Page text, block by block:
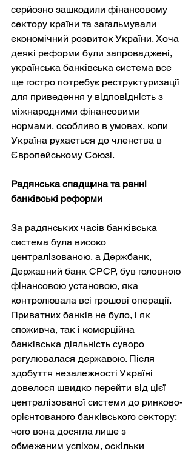
серйозно зашкодили фінансовому
сектору країни та загальмували
економічний розвиток України. Хоча
деякі реформи були запроваджені,
українська банківська система все
ще гостро потребує реструктуризації
для приведення у відповідність з
міжнародними фінансовими
нормами, особливо в умовах, коли
Україна рухається до членства в
Європейському Союзі.
Радянська спадщина та ранні
банківські реформи
За радянських часів банківська
система була високо
централізованою, а Держбанк,
Державний банк СРСР, був головною
фінансовою установою, яка
контролювала всі грошові операції.
Приватних банків не було, і як
споживча, так і комерційна
банківська діяльність суворо
регулювалася державою. Після
здобуття незалежності Україні
довелося швидко перейти від цієї
централізованої системи до ринково-
орієнтованого банківського сектору:
чого вона досягла лише з
обмеженим успіхом, оскільки